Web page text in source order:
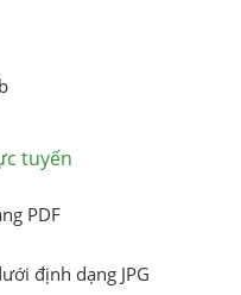
tuyến
PDF
định dạng JPG